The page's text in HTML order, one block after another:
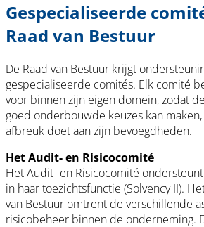
Gespecialiseerde
Raad van Bestuur
De Raad van Bestuur krijgt
gespecialiseerde comités. Elk comité
voor binnen zijn eigen domein, zodat
goed onderbouwde keuzes kan
afbreuk doet aan zijn bevoegdheden.
Het Audit- en Risicocomité
Het Audit- en Risicocomité
in haar toezichtsfunctie (Solvency II).
van Bestuur omtrent de verschillende
risicobeheer binnen de onderneming.